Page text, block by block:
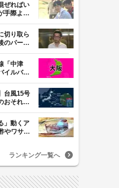
ぜればい
手際よく
切り取ら
のパーテ
「中津
イルバッ
台風15号
おそれ
」動くア
やワサビ
ランキング一覧へ